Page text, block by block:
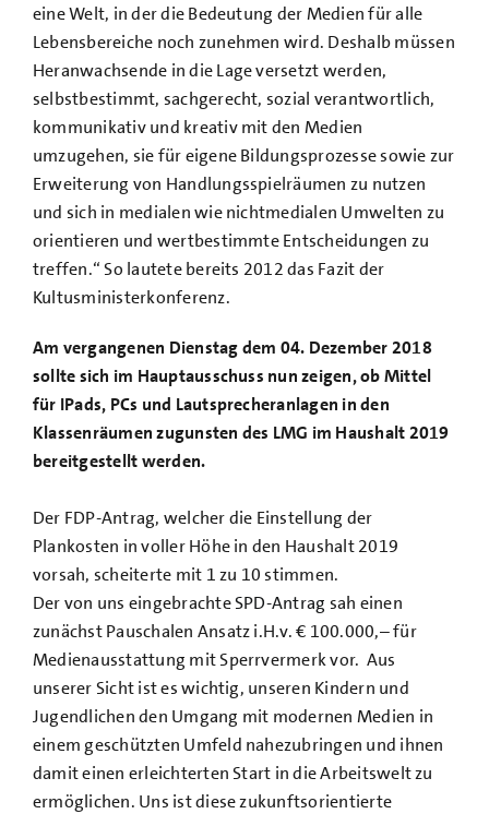
eine Welt, in der die Bedeutung der Medien für alle
Lebensbereiche noch zunehmen wird. Deshalb müssen
Heranwachsende in die Lage versetzt werden,
selbstbestimmt, sachgerecht, sozial verantwortlich,
kommunikativ und kreativ mit den Medien
umzugehen, sie für eigene Bildungsprozesse sowie zur
Erweiterung von Handlungsspielräumen zu nutzen
und sich in medialen wie nichtmedialen Umwelten zu
orientieren und wertbestimmte Entscheidungen zu
treffen.“ So lautete bereits 2012 das Fazit der
Kultusministerkonferenz.
Am vergangenen Dienstag dem 04. Dezember 2018
sollte sich im Hauptausschuss nun zeigen, ob Mittel
für IPads, PCs und Lautsprecheranlagen in den
Klassenräumen zugunsten des LMG im Haushalt 2019
bereitgestellt werden.
Der FDP-Antrag, welcher die Einstellung der
Plankosten in voller Höhe in den Haushalt 2019
vorsah, scheiterte mit 1 zu 10 stimmen.
Der von uns eingebrachteSPD-Antrag sah einen
zunächst Pauschalen Ansatz i.H.v. € 100.000,– für
Medienausstattung mit Sperrvermerk vor. Aus
unserer Sicht ist es wichtig, unseren Kindern und
Jugendlichen den Umgang mit modernen Medien in
einem geschützten Umfeld nahezubringen und ihnen
damit einen erleichterten Start in die Arbeitswelt zu
ermöglichen. Uns ist diese zukunftsorientierte